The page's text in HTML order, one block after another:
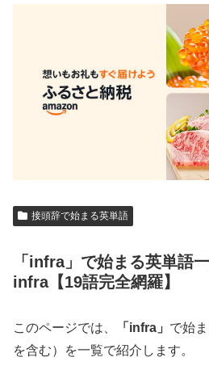
接頭辞で始まる英単語
「infra」で始まる英単語
infra【19語完全網羅】
このページでは、 「infra」 で始
を含む）を一覧で紹介します。